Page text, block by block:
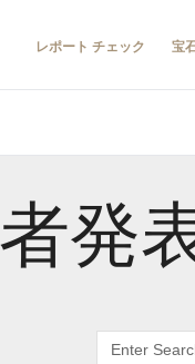
レポート チェック 宝
発